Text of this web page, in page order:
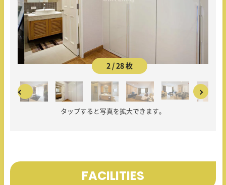
2 / 28 枚
タップすると写真を拡大できます。
FACILITIES